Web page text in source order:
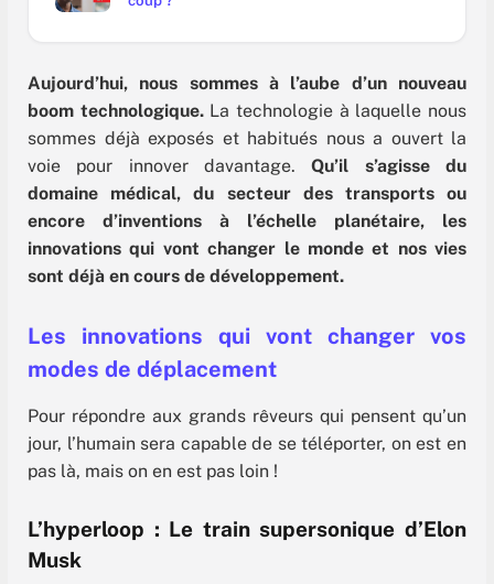
Aujourd’hui, nous sommes à l’aube d’un nouveau
boom technologique.La technologie à laquelle nous
sommes déjà exposés et habitués nous a ouvert la
voie pour innover davantage.Qu’il s’agisse du
domaine médical, du secteur des transports ou
encore d’inventions à l’échelle planétaire, les
innovations qui vont changer le monde et nos vies
sont déjà en cours de développement.
Les innovations qui vont changer vos
modes de déplacement
Pour répondre aux grands rêveurs qui pensent qu’un
jour, l’humain sera capable de se téléporter, on est en
pas là, mais on en est pas loin !
L’hyperloop : Le train supersonique d’Elon
Musk